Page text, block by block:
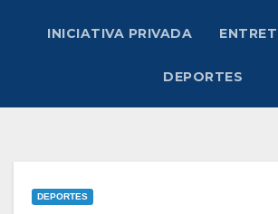
INICIATIVA PRIVADA
DEPORTES
DEPORTES